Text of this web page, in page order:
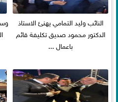
النائب وليد التمامي يهنئ الاستاذ
الدكتور محمود صديق تكليفة قائم
باعمال ...